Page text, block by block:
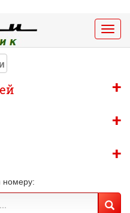
Меню
+
+
+
номеру: